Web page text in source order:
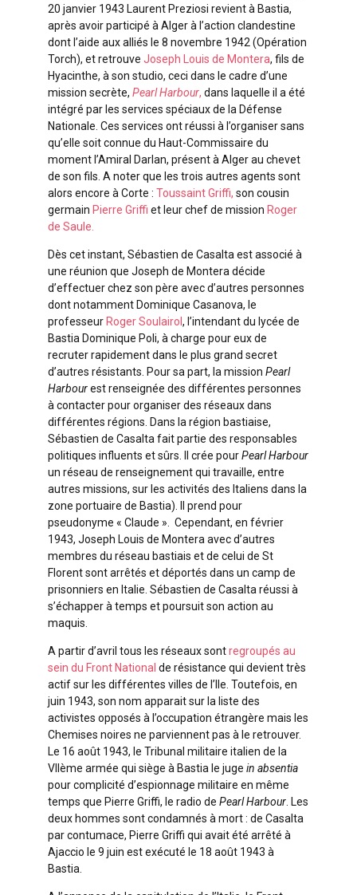
20 janvier 1943 Laurent Preziosi revient à Bastia,
après avoir participé à Alger à l’action clandestine
dont l’aide aux alliés le 8 novembre 1942 (Opération
Torch), et retrouve Joseph Louis de Montera, fils de
Hyacinthe, à son studio, ceci dans le cadre d’une
mission secrète, Pearl Harbour, dans laquelle il a été
intégré par les services spéciaux de la Défense
Nationale. Ces services ont réussi à l’organiser sans
qu’elle soit connue du Haut-Commissaire du
moment l’Amiral Darlan, présent à Alger au chevet
de son fils. A noter que les trois autres agents sont
alors encore à Corte : Toussaint Griffi, son cousin
germain Pierre Griffi et leur chef de mission Roger
de Saule.
Dès cet instant, Sébastien de Casalta est associé à
une réunion que Joseph de Montera décide
d’effectuer chez son père avec d’autres personnes
dont notamment Dominique Casanova, le
professeur Roger Soulairol , l’intendant du lycée de
Bastia Dominique Poli, à charge pour eux de
recruter rapidement dans le plus grand secret
d’autres résistants. Pour sa part, la mission Pearl
Harbourest renseignée des différentes personnes
à contacter pour organiser des réseaux dans
différentes régions. Dans la région bastiaise,
Sébastien de Casalta fait partie des responsables
politiques influents et sûrs. Il crée pourPearl Harbour
un réseau de renseignement qui travaille, entre
autres missions, sur les activités des Italiens dans la
zone portuaire de Bastia). Il prend pour
pseudonyme « Claude ». Cependant, en février
1943, Joseph Louis de Montera avec d’autres
membres du réseau bastiais et de celui de St
Florent sont arrêtés et déportés dans un camp de
prisonniers en Italie. Sébastien de Casalta réussi à
s’échapper à temps et poursuit son action au
maquis.
A partir d’avril tous les réseaux sontregroupés au
sein du Front National de résistance qui devient très
actif sur les différentes villes de l’Ile. Toutefois, en
juin 1943, son nom apparait sur la liste des
activistes opposés à l’occupation étrangère mais les
Chemises noires ne parviennent pas à le retrouver.
Le 16 août 1943, le Tribunal militaire italien de la
VIIème armée qui siège à Bastia le juge in absentia
pour complicité d’espionnage militaire en même
temps que Pierre Griffi, le radio de Pearl Harbour . Les
deux hommes sont condamnés à mort : de Casalta
par contumace, Pierre Griffi qui avait été arrêté à
Ajaccio le 9 juin est exécuté le 18 août 1943 à
Bastia.